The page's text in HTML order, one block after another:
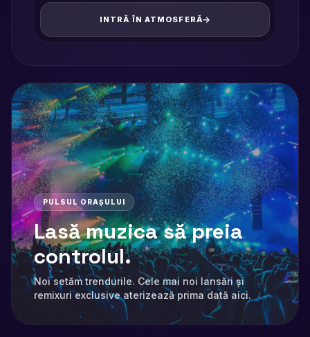
INTRĂ ÎN ATMOSFERĂ
PULSUL ORAȘULUI
Lasă muzica să preia
controlul.
Noi setăm trendurile. Cele mai noi lansări și
remixuri exclusive aterizează prima dată aici.